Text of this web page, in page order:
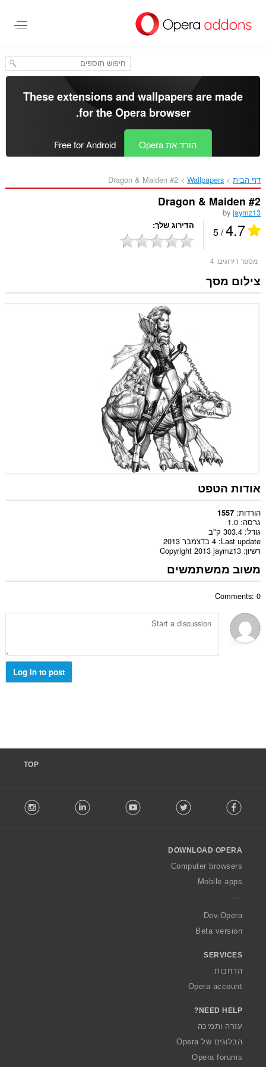
העיקרי
These extensions and wallpapers are made
for theOpera browser
.
הורד את Opera Free for Android
דף הבית Wallpapers
Dragon & Maiden #2‎
Dragon & Maiden #2
byjaymz13
4.7
/ 5 הדירוג שלך
מספר דירוגים: 4
צילום מסך
אודות הטפט
הורדות 1557
גרסה 1.0
גודל 303.4 ק"ב
Last update 4 בדצמבר 2013
רשיון Copyright 2013 jaymz13
משוב ממשתמשים
Comments: 0
Log in to post
TOP
o
w
O
a
Facebook
Twitter
Youtube
LinkedIn
DOWNLOAD OPERA
Computer browsers
Mobile apps
Dev.Opera
Beta version
SERVICES
הרחבות
Opera account
NEED HELP?
עזרה ותמיכה
הבלוגים של Opera
Opera forums